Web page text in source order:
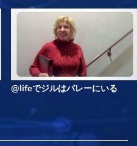
@lifeでジルはバレーにいる